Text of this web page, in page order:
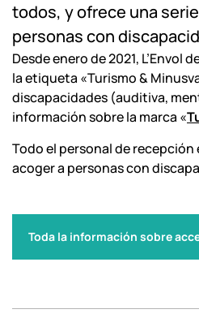
todos, y ofrece una
personas con
Desde enero de 2021, L’Envol
la etiqueta «Turismo &
discapacidades (auditiva,
información sobre la marca «
Todo el personal de
acoger a personas con
Toda la información sobre